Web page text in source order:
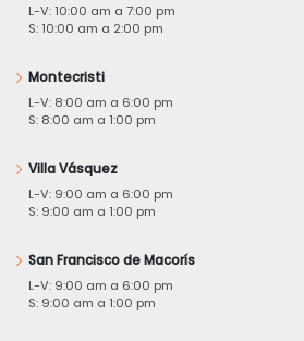
L-V: 10:00 am a 7:00 pm
S: 10:00 am a 2:00 pm
Montecristi
L-V: 8:00 am a 6:00 pm
S: 8:00 am a 1:00 pm
Villa Vásquez
L-V: 9:00 am a 6:00 pm
S: 9:00 am a 1:00 pm
San Francisco de Macorís
L-V: 9:00 am a 6:00 pm
S: 9:00 am a 1:00 pm